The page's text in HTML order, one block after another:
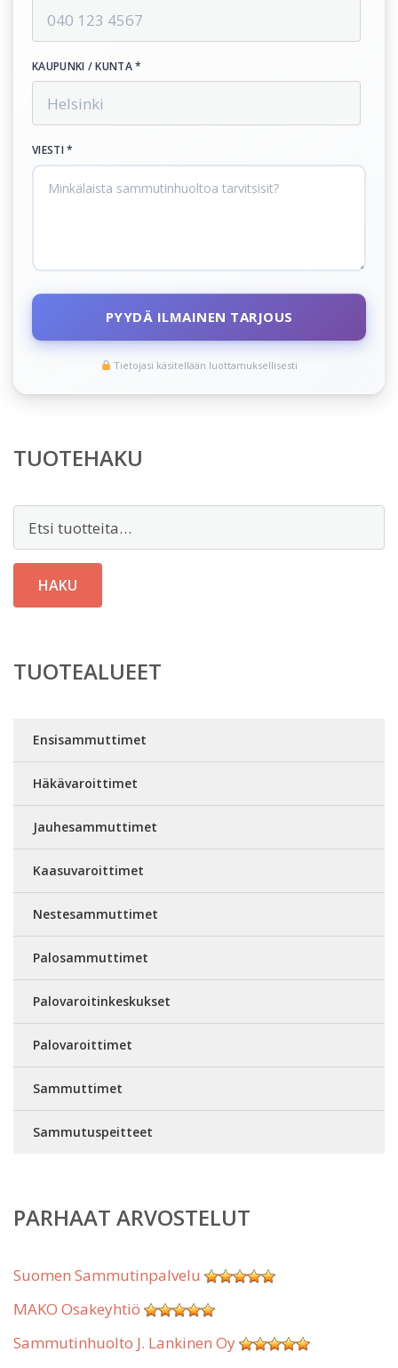
KAUPUNKI / KUNTA *
VIESTI *
PYYDÄ ILMAINEN TARJOUS
Tietojasi käsitellään luottamuksellisesti
TUOTEHAKU
HAKU
TUOTEALUEET
Ensisammuttimet
Häkävaroittimet
Jauhesammuttimet
Kaasuvaroittimet
Nestesammuttimet
Palosammuttimet
Palovaroitinkeskukset
Palovaroittimet
Sammuttimet
Sammutuspeitteet
PARHAAT ARVOSTELUT
Suomen Sammutinpalvelu
MAKO Osakeyhtiö
Sammutinhuolto J. Lankinen Oy